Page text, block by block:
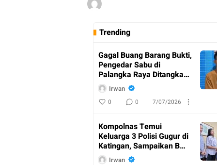
Trending
Gagal Buang Barang Bukti,
Pengedar Sabu di
Palangka Raya Ditangkap
PolisiIrwan
0 0 7/07/2026
Kompolnas Temui
Keluarga 3 Polisi Gugur di
Katingan, Sampaikan Bela
Sungkawa
Irwan